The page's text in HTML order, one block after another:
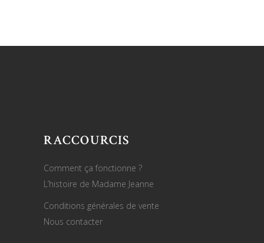
RACCOURCIS
Comment ça fonctionne ?
L’histoire de Madame Jeanne
Conditions générales de vente
Nous contacter